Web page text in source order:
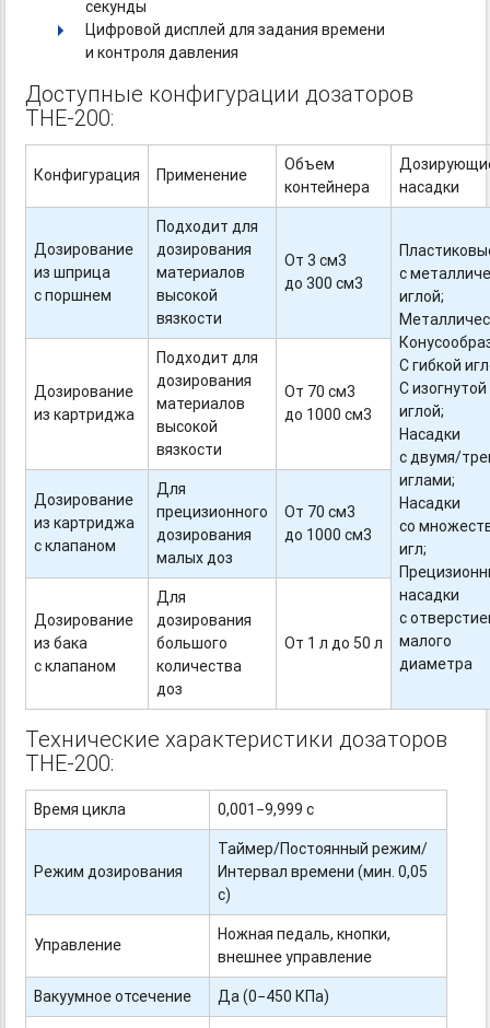
секунды
Цифровой дисплей для задания времени
и контроля давления
Доступные конфигурации дозаторов
THE-200:
Конфигурация Применение
Объем
контейнера
насадки
Дозирование
из шприца
с поршнем
Подходит для
дозирования
материалов
высокой
вязкости
От 3 см3
до 300 см3
с
иглой;
С гибкой
С изогнутой
иглой;
Насадки
с двумя/
иглами;
Насадки
со
игл;
насадки
с
малого
диаметра
Дозирование
из картриджа
Подходит для
дозирования
материалов
высокой
вязкости
От 70 см3
до 1000 см3
Дозирование
из картриджа
с клапаном
Для
прецизионного
дозирования
малых доз
От 70 см3
до 1000 см3
Дозирование
из бака
с клапаном
Для
дозирования
большого
количества
доз
От 1 л до 50 л
Технические характеристики дозаторов
THE-200:
Время цикла 0,001−9,999 с
Режим дозирования
Таймер/Постоянный режим/
Интервал времени (мин. 0,05
с)
Управление
Ножная педаль, кнопки,
внешнее управление
Вакуумное отсечение
Да (0−450 КПа)